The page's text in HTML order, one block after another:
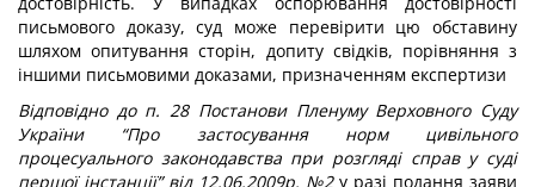
письмового доказу, суд може перевірити цю обставину
шляхом опитування сторін, допиту свідків, порівняння з
іншими письмовими доказами, призначенням експертизи
Відповідно до п. 28 Постанови Пленуму Верховного Суду
України “Про застосування норм цивільного
процесуального законодавства при розгляді справ у суді
першої інстанції” від 12.06.2009р. №2 у разі подання заяви